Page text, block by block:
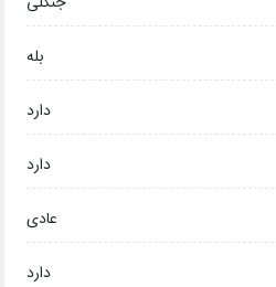
بله
دارد
دارد
عادی
دارد